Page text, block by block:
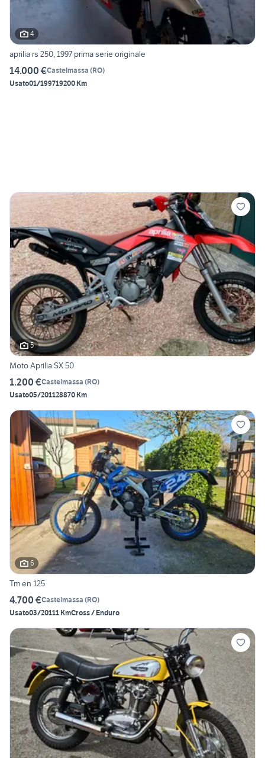
4
aprilia rs 250, 1997 prima serie originale
14.000 €Castelmassa (RO)
Usato01/199719200 Km
5
Moto Aprilia SX 50
1.200 €Castelmassa (RO)
Usato05/201128870 Km
6
Tm en 125
4.700 €Castelmassa (RO)
Usato03/20111 KmCross / Enduro